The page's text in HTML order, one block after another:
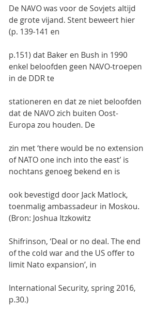
De NAVO was voor de Sovjets altijd
de grote vijand. Stent beweert hier
(p. 139-141 en
p.151) dat Baker en Bush in 1990
enkel beloofden geen NAVO-troepen
in de DDR te
stationeren en dat ze niet beloofden
dat de NAVO zich buiten Oost-
Europa zou houden. De
zin met ‘there would be no extension
of NATO one inch into the east’ is
nochtans genoeg bekend en is
ook bevestigd door Jack Matlock,
toenmalig ambassadeur in Moskou.
(Bron: Joshua Itzkowitz
Shifrinson, ‘Deal or no deal. The end
of the cold war and the US offer to
limit Nato expansion’, in
International Security, spring 2016,
p.30.)